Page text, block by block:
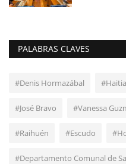
PALABRAS CLAVES
#Denis Hormazábal
#José Bravo #Vanessa
#Raihuén #Escudo
#Departamento Comunal de